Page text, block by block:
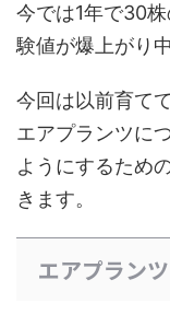
今では1年で30
験値が爆上がり
今回は以前育て
エアプランツに
ようにするため
きます。
エアプランツ